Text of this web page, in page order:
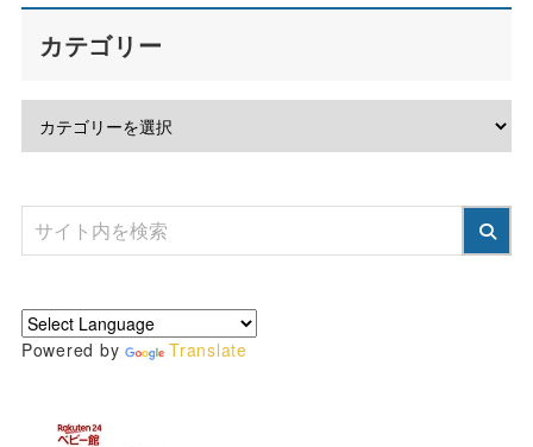
カテゴリー
Powered by Translate